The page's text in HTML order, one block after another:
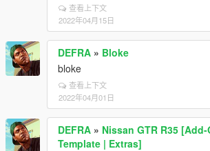
查看上下文
2022年04月15日
DEFRA » Bloke
bloke
查看上下文
2022年04月01日
DEFRA » Nissan GTR R35
Template | Extras]